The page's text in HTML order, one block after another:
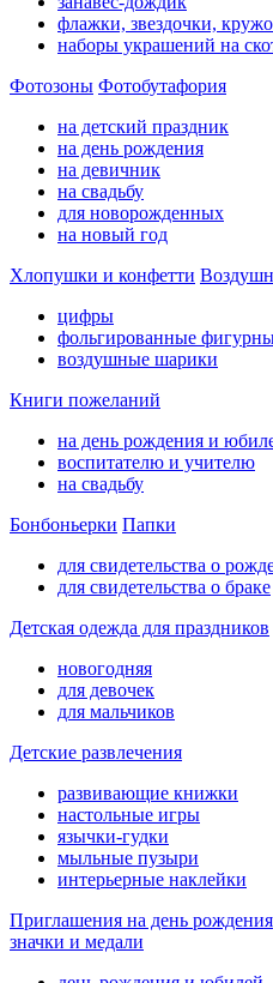
флажки, звездочки,
наборы украшений на
Фотозоны Фотобутафория
на детский праздник
на день рождения
на девичник
на свадьбу
для новорожденных
на новый год
Хлопушки и конфетти
цифры
фольгированные
воздушные шарики
Книги пожеланий
на день рождения и
воспитателю и учителю
на свадьбу
Бонбоньерки Папки
для свидетельства о
для свидетельства о браке
Детская одежда для праздников
новогодняя
для девочек
для мальчиков
Детские развлечения
развивающие книжки
настольные игры
язычки-гудки
мыльные пузыри
интерьерные наклейки
Приглашения на день рождения
значки и медали